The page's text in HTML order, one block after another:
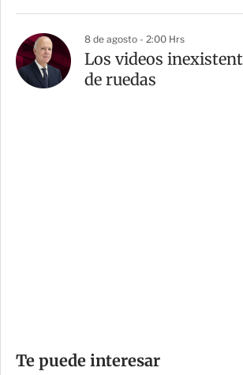
8 de agosto - 2:00 Hrs
Los videos
de ruedas